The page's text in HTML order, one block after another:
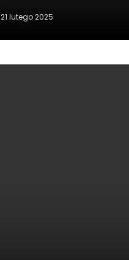
21 lutego 2025